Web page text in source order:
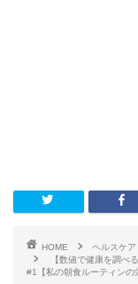
HOME
ヘルスケア
【数値で健康を調べ
#1【私の朝食ルーティンの